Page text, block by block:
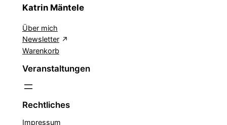
Katrin Mäntele
Über mich
Newsletter
Warenkorb
Veranstaltungen
Rechtliches
Impressum